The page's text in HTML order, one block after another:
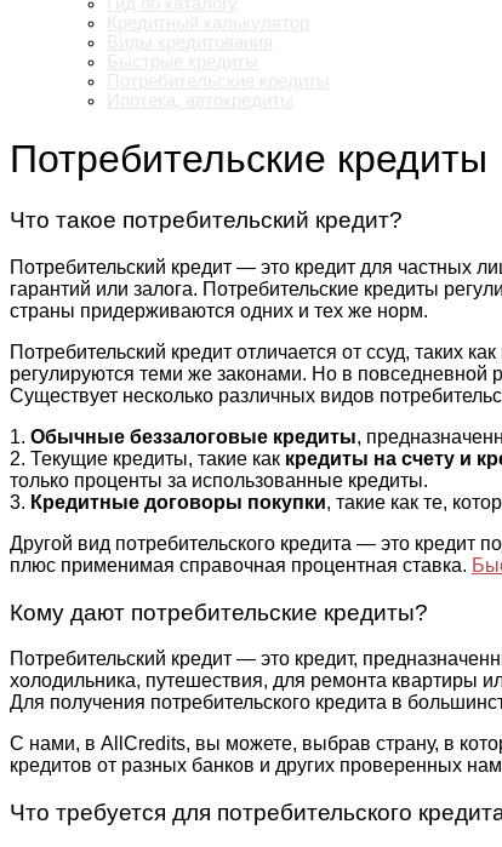
Потребительские кредиты
Что такое потребительский кредит?
Потребительский кредит — это кредит для частных
гарантий или залога. Потребительские кредиты
страны придерживаются одних и тех же норм.
Потребительский кредит отличается от ссуд, таких
регулируются теми же законами. Но в повседневной
Существует несколько различных видов
1. Обычные беззалоговые кредиты,
2. Текущие кредиты, такие как кредиты на счету и
только проценты за использованные кредиты.
3. Кредитные договоры покупки, такие как те,
Другой вид потребительского кредита — это кредит
плюс применимая справочная процентная ставка.
Кому дают потребительские кредиты?
Потребительский кредит — это кредит,
холодильника, путешествия, для ремонта квартиры
Для получения потребительского кредита в
С нами, в AllCredits, вы можете, выбрав страну, в
кредитов от разных банков и других проверенных
Что требуется для потребительского